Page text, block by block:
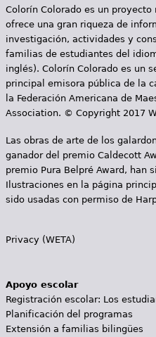
Colorín Colorado es un
ofrece una gran riqueza de
investigación, actividades y
familias de estudiantes del
inglés). Colorín Colorado es un
principal emisora pública de la
la Federación Americana de
Association. © Copyright 2017
Las obras de arte de los
ganador del premio Caldecott
premio Pura Belpré Award, han
Ilustraciones en la página
sido usadas con permiso de
Privacy (WETA)
Apoyo escolar
Registración escolar: Los
Planificación del programas
Extensión a familias bilingües